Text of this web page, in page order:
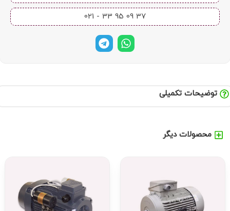
37 09 95 33 - 021​
توضیحات تکمیلی
محصولات دیگر